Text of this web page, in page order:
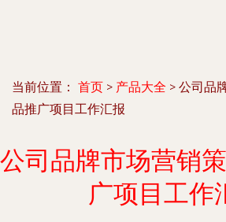
当前位置： 首页 > 产品大全 > 公司品
品推广项目工作汇报
公司品牌市场营销
广项目工作